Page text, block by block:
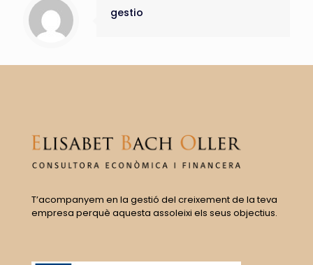
gestio
T’acompanyem en la gestió del creixement de la teva
empresa perquè aquesta assoleixi els seus objectius.